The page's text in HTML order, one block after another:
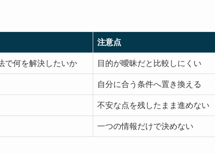
注意点
で何を解決したいか 目的が曖昧だと比較しにくい
自分に合う条件へ置き換える
不安な点を残したまま進めない
一つの情報だけで決めない